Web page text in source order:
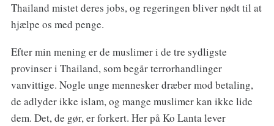
Thailand mistet deres jobs, og regeringen bliver nødt til at
hjælpe os med penge.
Efter min mening er de muslimer i de tre sydligste
provinser i Thailand, som begår terrorhandlinger
vanvittige. Nogle unge mennesker dræber mod betaling,
de adlyder ikke islam, og mange muslimer kan ikke lide
dem. Det, de gør, er forkert. Her på Ko Lanta lever